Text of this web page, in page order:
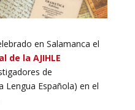
en Salamanca el
de la AJIHLE
de
Lengua Española) en el